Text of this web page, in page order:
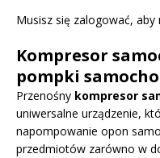
Musisz się zalogować, aby
Kompresor
pompki
Przenośny kompresor
uniwersalne urządzenie,
napompowanie opon
przedmiotów zarówno w